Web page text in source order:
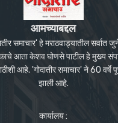
आमच्याबद्दल
समाचार' हे मराठवाड्यातील
आता केशव घोणसे पाटील हे मुख्य
आहे. 'गोदातीर समाचार' ने 60 वर्षे
झाली आहे.
कार्यालय :